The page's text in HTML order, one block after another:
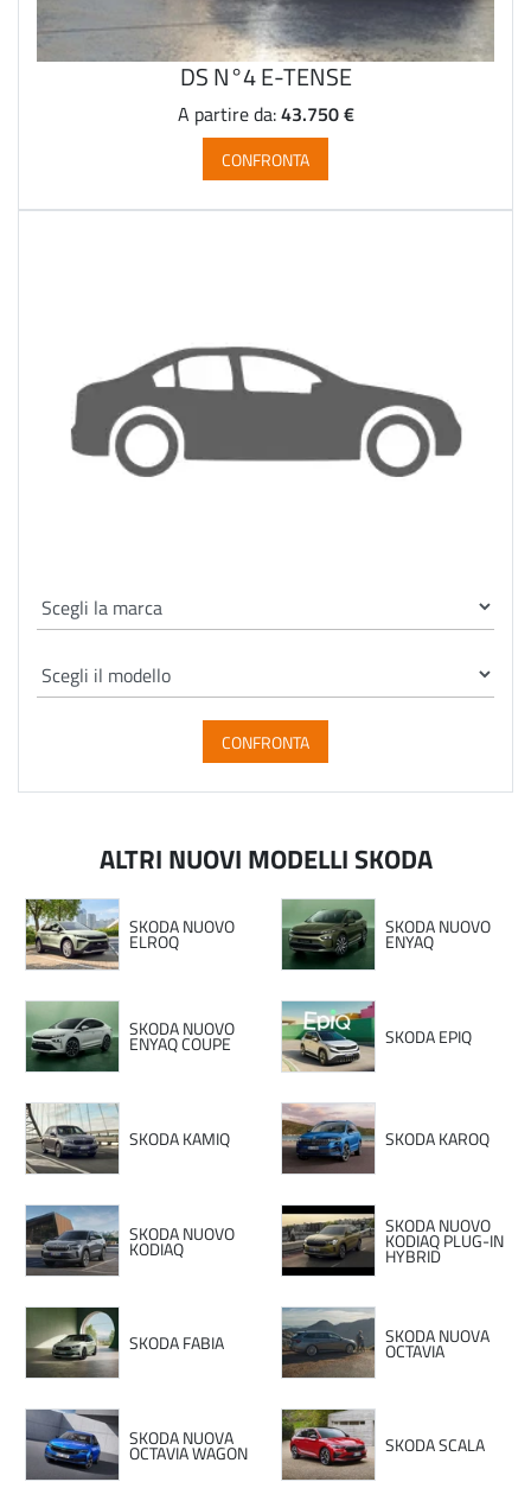
DS N°4 E-TENSE
A partire da:43.750 €
CONFRONTA
CONFRONTA
ALTRI NUOVI MODELLI SKODA
SKODA NUOVO
ELROQ
SKODA NUOVO
ENYAQ
SKODA NUOVO
ENYAQ COUPE SKODA EPIQ
SKODA KAMIQ SKODA KAROQ
SKODA NUOVO
KODIAQ
SKODA NUOVO
KODIAQ PLUG-IN
HYBRID
SKODA FABIA SKODA NUOVA
OCTAVIA
SKODA NUOVA
OCTAVIA WAGON SKODA SCALA